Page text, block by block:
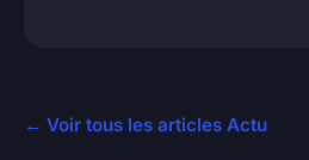
← Voir tous les articles Actu